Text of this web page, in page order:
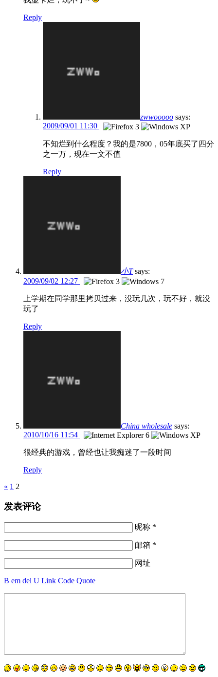
Reply
zwwooooo says:
2009/09/01 11:30
不知烂到什么程度？我的是7800，05年底买了四分
之一万，现在一文不值
Reply
小T says:
2009/09/02 12:27
上学期在同学那里拷贝过来，没玩几次，玩不好，就没
玩了
Reply
China wholesale says:
2010/10/16 11:54
很经典的游戏，曾经也让我痴迷了一段时间
Reply
Pages
« 1 2
发表评论
昵称 *
邮箱 *
网址
B em del U Link Code Quote